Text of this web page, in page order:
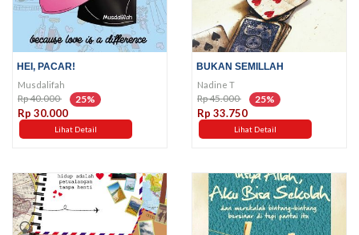
HEI, PACAR!
Musdalifah
Rp 40.000 25%
Rp 30.000
Lihat Detail
BUKAN SEMILLAH
Nadine T
Rp 45.000 25%
Rp 33.750
Lihat Detail